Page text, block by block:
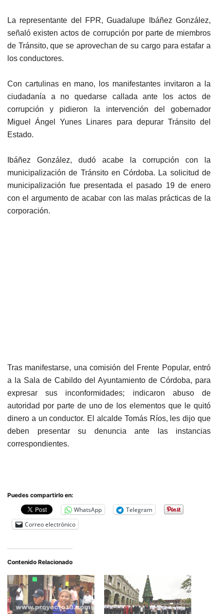
La representante del FPR, Guadalupe Ibáñez González,
señaló existen actos de corrupción por parte de miembros
de Tránsito, que se aprovechan de su cargo para estafar a
los conductores.
Con cartulinas en mano, los manifestantes invitaron a la
ciudadanía a no quedarse callada ante los actos de
corrupción y pidieron la intervención del gobernador
Miguel Ángel Yunes Linares para depurar Tránsito del
Estado.
Ibáñez González, dudó acabe la corrupción con la
municipalización de Tránsito en Córdoba. La solicitud de
municipalización fue presentada el pasado 19 de enero
con el argumento de acabar con las malas prácticas de la
corporación.
Tras manifestarse, una comisión del Frente Popular, entró
a la Sala de Cabildo del Ayuntamiento de Córdoba, para
expresar sus inconformidades; indicaron abuso de
autoridad por parte de uno de los elementos que le quitó
dinero a un conductor. El alcalde Tomás Ríos, les dijo que
deben presentar su denuncia ante las instancias
correspondientes.
Puedes compartirlo en:
WhatsApp
Telegram
Correo electrónico
Contenido Relacionado